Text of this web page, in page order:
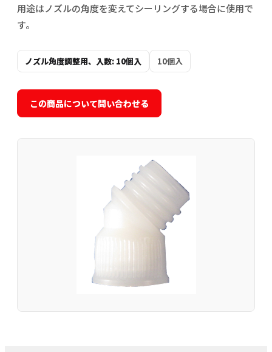
用途はノズルの角度を変えてシーリングする場合に使用で
す。
ノズル角度調整用、入数: 10個入 10個入
この商品について問い合わせる